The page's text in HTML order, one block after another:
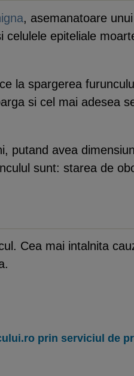
, asemanatoare
epiteliale
la spargerea
si cel mai adesea
putand avea
sunt: starea de
Cea mai intalnita
prin serviciul de